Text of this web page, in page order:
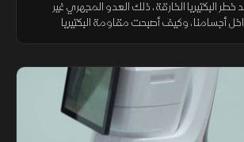
البكتيريا الخارقة، ذلك العدو المجهري غير
أجسامنا، وكيف أصبحت مقاومة البكتيريا